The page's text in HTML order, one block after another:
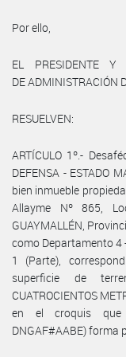
Por ello,
EL PRESIDENTE Y
DE ADMINISTRACIÓN
RESUELVEN:
ARTÍCULO 1º.-
DEFENSA - ESTADO
bien inmueble
Allayme Nº 865,
GUAYMALLÉN,
como Departamento 4
1 (Parte),
superficie de
CUATROCIENTOS
en el croquis que
DNGAF#AABE) forma